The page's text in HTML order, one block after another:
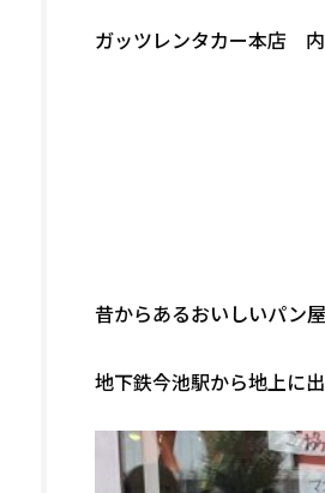
ガッツレンタカー本店
昔からあるおいしいパン
地下鉄今池駅から地上に